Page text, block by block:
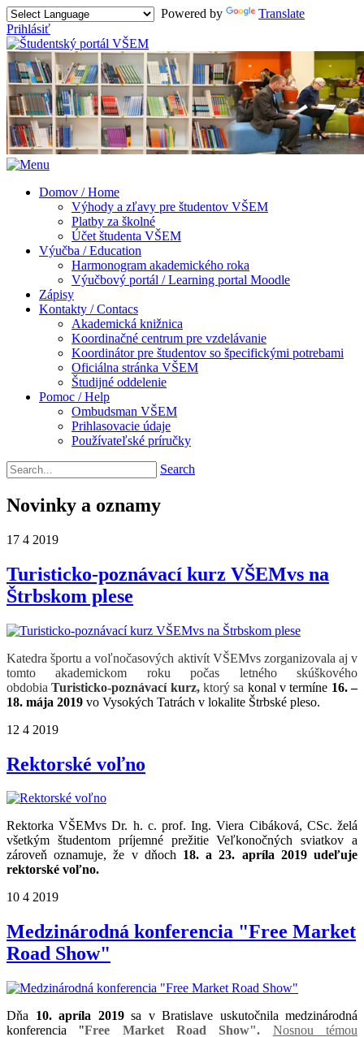
Powered by
Translate
Prihlásiť
Domov / Home
Výhody a zľavy pre študentov VŠEM
Platby za školné
Účet študenta VŠEM
Výučba / Education
Harmonogram akademického roka
Výučbový portál / Learning portal Moodle
Zápisy
Kontakty / Contacs
Akademická knižnica
Koordinačné centrum pre vzdelávanie
Koordinátor pre študentov so špecifickými potrebami
Oficiálna stránka VŠEM
Študijné oddelenie
Pomoc / Help
Ombudsman VŠEM
Prihlasovacie údaje
Používateľské príručky
Search
Novinky a oznamy
17 4 2019
Turisticko-poznávací kurz VŠEMvs na
Štrbskom plese
Katedra športu a voľnočasových aktivít VŠEMvs zorganizovala aj v
tomto akademickom roku počas letného skúškového
obdobiaTuristicko-poznávací kurz,ktorý sa konal v termíne 16. –
18. mája 2019 vo Vysokých Tatrách v lokalite Štrbské pleso.
12 4 2019
Rektorské voľno
Rektorka VŠEMvs Dr. h. c. prof. Ing. Viera Cibáková, CSc. želá
všetkým študentom príjemné prežitie Veľkonočných sviatkov a
zároveň oznamuje, že v dňoch18. a 23. apríla 2019 udeľuje
rektorské voľno.
10 4 2019
Medzinárodná konferencia "Free Market
Road Show"
Dňa 10. apríla 2019sa v Bratislave uskutočnila medzinárodná
konferencia "Free Market Road Show". Nosnou témou